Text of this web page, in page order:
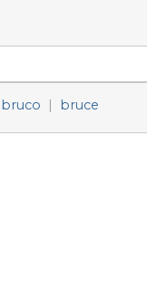
bruco | bruce